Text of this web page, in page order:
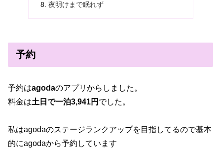
夜明けまで眠れず
予約
予約はagodaのアプリからしました。
料金は土日で一泊3,941円 でした。
私はagodaのステージランクアップを目指してるので基本
的にagodaから予約しています